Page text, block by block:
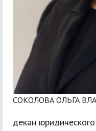
СОКОЛОВА ОЛЬГА
декан